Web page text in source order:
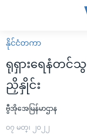
လွယ်ကူ
စေ
သည့်
Link
များ
ပင်မ
မူလစာမျက်နှာ
မြန်မာ
ကမ္ဘာ့သတင်းများ
နိုင်ငံတကာ
ဗွီဒီယို
နိုင်ငံတကာ
ရုရှားရေနံတင်
ညှိနှိုင်း
ဗွီအိုအေမြန်မာဌာန
၀၇ မတ္၊ ၂၀၂၂